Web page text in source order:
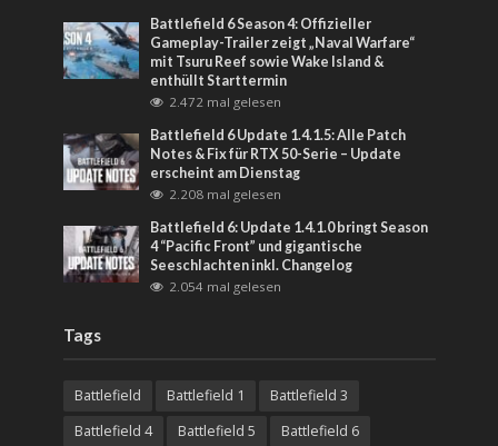
Battlefield 6 Season 4: Offizieller
Gameplay-Trailer zeigt „Naval Warfare“
mit Tsuru Reef sowie Wake Island &
enthüllt Starttermin
2.472 mal gelesen
Battlefield 6 Update 1.4.1.5: Alle Patch
Notes & Fix für RTX 50-Serie – Update
erscheint am Dienstag
2.208 mal gelesen
Battlefield 6: Update 1.4.1.0 bringt Season
4 “Pacific Front” und gigantische
Seeschlachten inkl. Changelog
2.054 mal gelesen
Tags
Battlefield Battlefield 1
Battlefield 3
Battlefield 4
Battlefield 5
Battlefield 6